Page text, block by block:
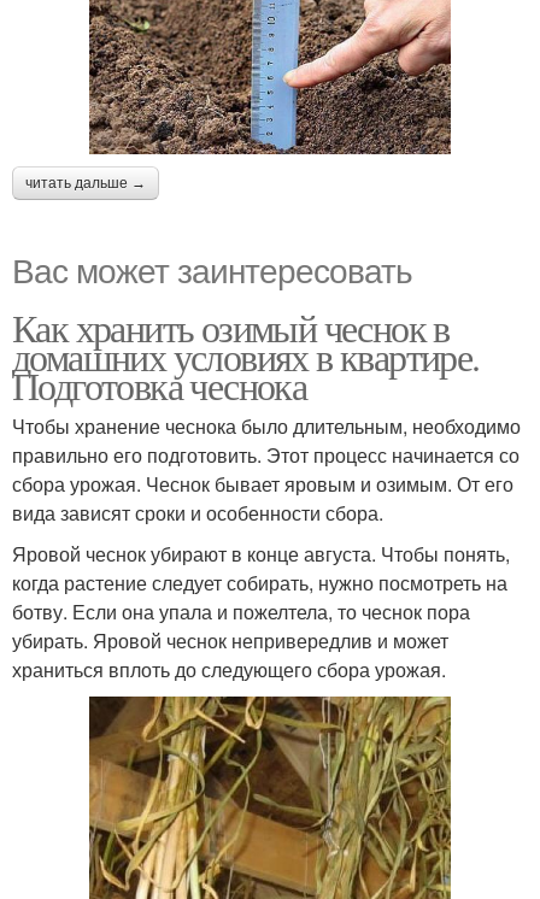
читать дальше →
Вас может заинтересовать
Как хранить озимый чеснок в
домашних условиях в квартире.
Подготовка чеснока
Чтобы хранение чеснока было длительным, необходимо
правильно его подготовить. Этот процесс начинается со
сбора урожая. Чеснок бывает яровым и озимым. От его
вида зависят сроки и особенности сбора.
Яровой чеснок убирают в конце августа. Чтобы понять,
когда растение следует собирать, нужно посмотреть на
ботву. Если она упала и пожелтела, то чеснок пора
убирать. Яровой чеснок непривередлив и может
храниться вплоть до следующего сбора урожая.